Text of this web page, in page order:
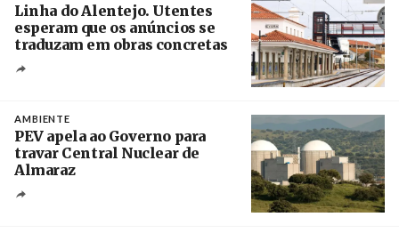
Linha do Alentejo. Utentes
esperam que os anúncios se
traduzam em obras concretas
AMBIENTE
PEV apela ao Governo para
travar Central Nuclear de
Almaraz